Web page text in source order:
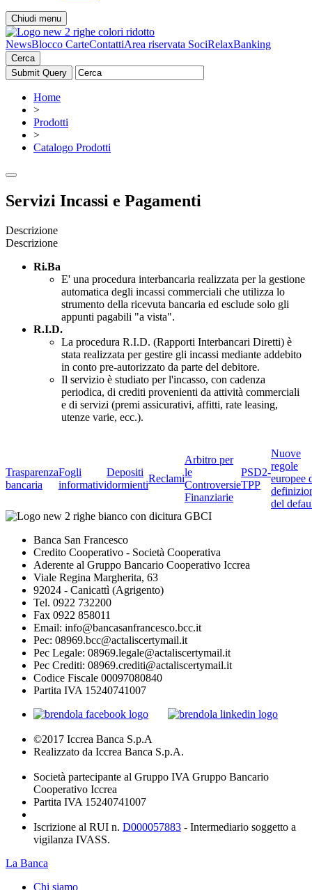
Chiudi menu
NewsBlocco CarteContattiArea riservata SociRelaxBanking
Cerca
Home
>
Prodotti
>
Catalogo Prodotti
Servizi Incassi e Pagamenti
Descrizione
Descrizione
Ri.Ba
E' una procedura interbancaria realizzata per la gestione
automatica degli incassi commerciali che utilizza lo
strumento della ricevuta bancaria ed esclude solo gli
appunti pagabili "a vista".
R.I.D.
La procedura R.I.D. (Rapporti Interbancari Diretti) è
stata realizzata per gestire gli incassi mediante addebito
in conto pre-autorizzato da parte del debitore.
Il servizio è studiato per l'incasso, con cadenza
periodica, di crediti provenienti da attività commerciali
e di servizi (premi assicurativi, affitti, rate leasing,
utenze varie, ecc.).
Trasparenza
bancaria
Fogli
informativi
Depositi
dormienti
Reclami
Arbitro per
le
Controversie
Finanziarie
PSD2-
TPP
Nuove
regole
europee
del
Banca San Francesco
Credito Cooperativo - Società Cooperativa
Aderente al Gruppo Bancario Cooperativo Iccrea
Viale Regina Margherita, 63
92024 - Canicattì (Agrigento)
Tel. 0922 732200
Fax 0922 858011
Email: info@bancasanfrancesco.bcc.it
Pec: 08969.bcc@actaliscertymail.it
Pec Legale: 08969.legale@actaliscertymail.it
Pec Crediti: 08969.crediti@actaliscertymail.it
Codice Fiscale 00097080840
Partita IVA 15240741007
©2017 Iccrea Banca S.p.A
Realizzato da Iccrea Banca S.p.A.
Società partecipante al Gruppo IVA Gruppo Bancario
Cooperativo Iccrea
Partita IVA 15240741007
Iscrizione al RUI n. D000057883 - Intermediario soggetto a
vigilanza IVASS.
La Banca
Chi siamo